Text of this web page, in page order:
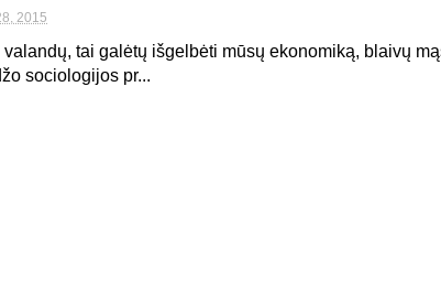
2015
tai galėtų išgelbėti mūsų ekonomiką, blaivų
sociologijos pr...